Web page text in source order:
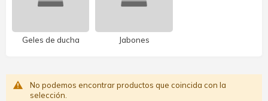
Geles de ducha Jabones
No podemos encontrar productos que coincida con la
selección.